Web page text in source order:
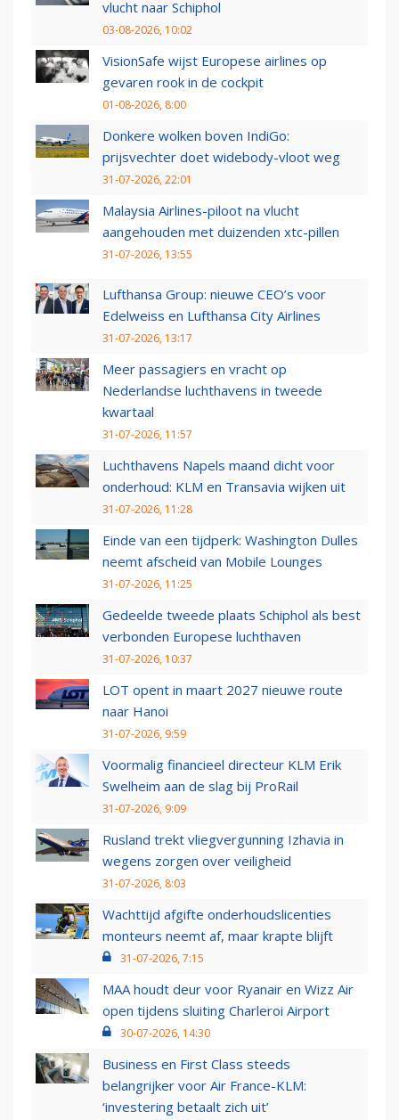
vlucht naar Schiphol
03-08-2026, 10:02
VisionSafe wijst Europese airlines op
gevaren rook in de cockpit
01-08-2026, 8:00
Donkere wolken boven IndiGo:
prijsvechter doet widebody-vloot weg
31-07-2026, 22:01
Malaysia Airlines-piloot na vlucht
aangehouden met duizenden xtc-pillen
31-07-2026, 13:55
Lufthansa Group: nieuwe CEO’s voor
Edelweiss en Lufthansa City Airlines
31-07-2026, 13:17
Meer passagiers en vracht op
Nederlandse luchthavens in tweede
kwartaal
31-07-2026, 11:57
Luchthavens Napels maand dicht voor
onderhoud: KLM en Transavia wijken uit
31-07-2026, 11:28
Einde van een tijdperk: Washington Dulles
neemt afscheid van Mobile Lounges
31-07-2026, 11:25
Gedeelde tweede plaats Schiphol als best
verbonden Europese luchthaven
31-07-2026, 10:37
LOT opent in maart 2027 nieuwe route
naar Hanoi
31-07-2026, 9:59
Voormalig financieel directeur KLM Erik
Swelheim aan de slag bij ProRail
31-07-2026, 9:09
Rusland trekt vliegvergunning Izhavia in
wegens zorgen over veiligheid
31-07-2026, 8:03
Wachttijd afgifte onderhoudslicenties
monteurs neemt af, maar krapte blijft
31-07-2026, 7:15
MAA houdt deur voor Ryanair en Wizz Air
open tijdens sluiting Charleroi Airport
30-07-2026, 14:30
Business en First Class steeds
belangrijker voor Air France-KLM:
‘investering betaalt zich uit’